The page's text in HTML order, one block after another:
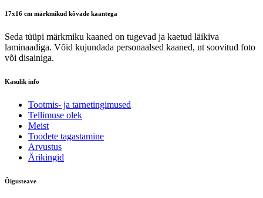
17x16 cm märkmikud kõvade kaantega
Seda tüüpi märkmiku kaaned on tugevad ja kaetud läikiva
laminaadiga. Võid kujundada personaalsed kaaned, nt soovitud foto
või disainiga.
Kasulik info
Tootmis- ja tarnetingimused
Tellimuse olek
Meist
Toodete tagastamine
Arvustus
Ärikingid
Õigusteave